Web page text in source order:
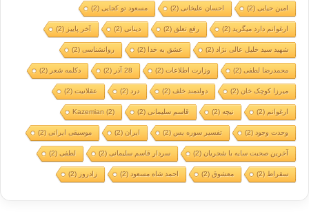
امین حیایی(2) احسان علیخانی(2) مسعود تو کجایی(2)
ارغوانم دارد میگرید (2) رفع تعلق (2) دینانی(2) آخر پاییز (2)
شهید سید خلیل عالی نژاد (2) عشق به خدا (2) روانشناسی(2)
محمدرضا لطفی(2) وزارت اطلاعات(2) 28 آذر (2) دکلمه شعر (2)
میرزا کوچک خان(2) دولتمند خلف(2) درد (2) عقلانیت(2)
ارغوانم (2) نیچه(2) قاسم سلیمانی(2)
Kazemian (2)
وحدت وجود (2) تفسیر سوره یس (2) ایران(2) موسیقی ایرانی(2)
آخرین صحبت سایه با شجریان(2) سردار قاسم سلیمانی(2) لطفی(2)
سقراط (2) معشوق(2) احمد شاه مسعود (2) زادروز (2)